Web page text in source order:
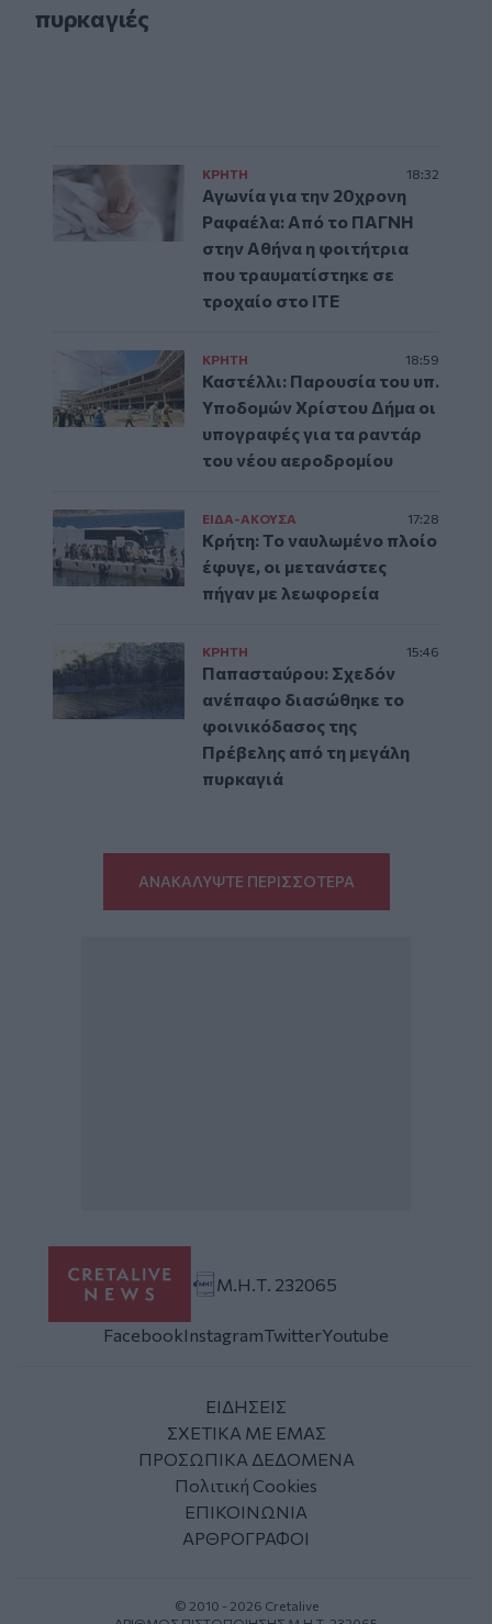
πυρκαγιές
ΚΡΗΤΗ 18:32
Αγωνία για την 20χρονη
Ραφαέλα: Από το ΠΑΓΝΗ
στην Αθήνα η φοιτήτρια
που τραυματίστηκε σε
τροχαίο στο ΙΤΕ
ΚΡΗΤΗ 18:59
Καστέλλι: Παρουσία του υπ.
Υποδομών Χρίστου Δήμα οι
υπογραφές για τα ραντάρ
του νέου αεροδρομίου
ΕΙΔΑ-ΑΚΟΥΣΑ 17:28
Κρήτη: Το ναυλωμένο πλοίο
έφυγε, οι μετανάστες
πήγαν με λεωφορεία
ΚΡΗΤΗ 15:46
Παπασταύρου: Σχεδόν
ανέπαφο διασώθηκε το
φοινικόδασος της
Πρέβελης από τη μεγάλη
πυρκαγιά
ΑΝΑΚΑΛΥΨΤΕ ΠΕΡΙΣΣΟΤΕΡΑ
Μ.Η.Τ. 232065
FacebookInstagramTwitterYoutube
ΕΙΔΗΣΕΙΣ
ΣΧΕΤΙΚΑ ΜΕ ΕΜΑΣ
ΠΡΟΣΩΠΙΚΑ ΔΕΔΟΜΕΝΑ
Πολιτική Cookies
ΕΠΙΚΟΙΝΩΝΙΑ
ΑΡΘΡΟΓΡΑΦΟΙ
© 2010 - 2026 Cretalive